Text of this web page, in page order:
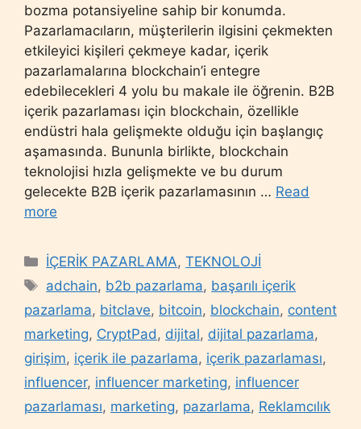
bozma potansiyeline sahip bir konumda.
Pazarlamacıların, müşterilerin ilgisini çekmekten
etkileyici kişileri çekmeye kadar, içerik
pazarlamalarına blockchain’i entegre
edebilecekleri 4 yolu bu makale ile öğrenin. B2B
içerik pazarlaması için blockchain, özellikle
endüstri hala gelişmekte olduğu için başlangıç ​​
aşamasında. Bununla birlikte, blockchain
teknolojisi hızla gelişmekte ve bu durum
gelecekte B2B içerik pazarlamasının … Read
more
Categories
İÇERİK PAZARLAMA,TEKNOLOJİ
Tags
adchain, b2b pazarlama, başarılı içerik
pazarlama, bitclave, bitcoin, blockchain, content
marketing, CryptPad, dijital, dijital pazarlama,
girişim, içerik ile pazarlama, içerik pazarlaması,
influencer, influencer marketing, influencer
pazarlaması, marketing, pazarlama, Reklamcılık